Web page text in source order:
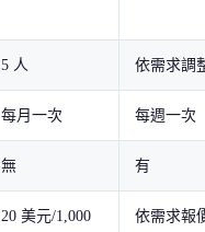
5 人 依需求調
每月一次 每週一次
無 有
20 美元/1,000
依需求報